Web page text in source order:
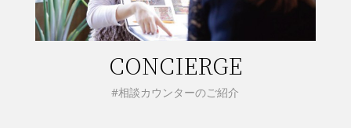
CONCIERGE
#相談カウンターのご紹介